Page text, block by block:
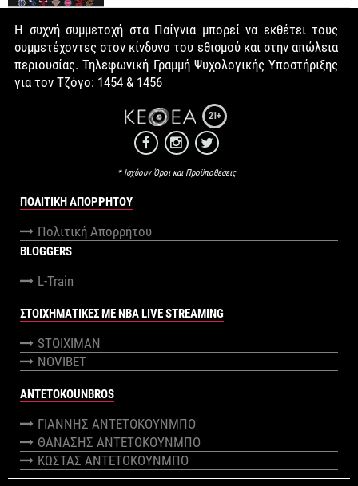
Η συχνή συμμετοχή στα Παίγνια μπορεί να εκθέτει τους
συμμετέχοντες στον κίνδυνο του εθισμού και στην απώλεια
περιουσίας. Τηλεφωνική Γραμμή Ψυχολογικής Υποστήριξης
για τον Τζόγο: 1454 & 1456
21+
* Ισχύουν Όροι και Προϋποθέσεις
ΠΟΛΙΤΙΚΉ ΑΠΟΡΡΉΤΟΥ
Πολιτική Απορρήτου
BLOGGERS
L-Train
ΣΤΟΙΧΗΜΑΤΙΚΕΣ ΜΕ NBA LIVE STREAMING
STOIXIMAN
NOVIBET
ANTETOKOUNBROS
ΓΙΑΝΝΗΣ ΑΝΤΕΤΟΚΟΥΝΜΠΟ
ΘΑΝΑΣΗΣ ΑΝΤΕΤΟΚΟΥΝΜΠΟ
ΚΩΣΤΑΣ ΑΝΤΕΤΟΚΟΥΝΜΠΟ